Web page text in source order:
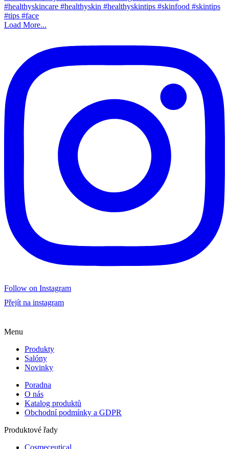
Load More...
Follow on Instagram
Přejít na instagram
Menu
Produkty
Salóny
Novinky
Poradna
O nás
Katalog produktů
Obchodní podmínky a GDPR
Produktové řady